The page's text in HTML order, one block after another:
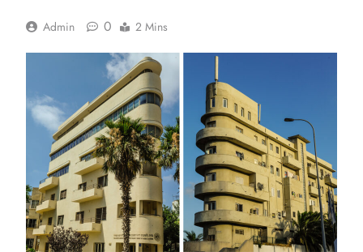
Admin 0 2 Mins